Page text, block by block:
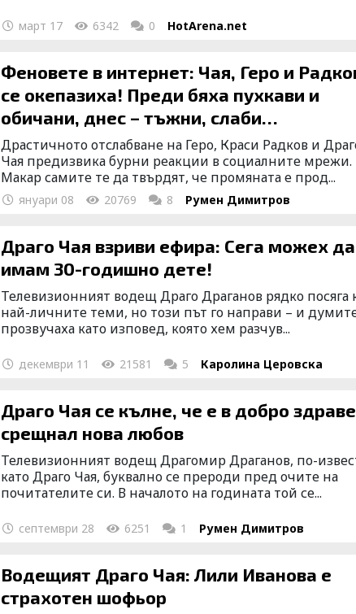
март 17 6342 0 HotArena.net
Феновете в интернет: Чая, Геро и
се окепазиха! Преди бяха пухкави и
обичани, днес – тъжни, слаби
чичковци(Снимки)
Драстичното отслабване на Геро, Краси Радков и
Чая предизвика бурни реакции в социалните мрежи.
Макар самите те да твърдят, че промяната е прод...
януари 08 20769 8 Румен Димитров
Драго Чая взриви ефира: Сега можех да
имам 30-годишно дете!
Телевизионният водещ Драго Драганов рядко посяга
най-личните теми, но този път го направи – и
прозвучаха като изповед, която хем разчув...
декември 11 21581 5 Каролина Церовска
Драго Чая се кълне, че е в добро
срещнал нова любов
Телевизионният водещ Драгомир Драганов, по-
като Драго Чая, буквално се прероди пред очите на
почитателите си. В началото на годината той се...
септември 28 6251 1 Румен Димитров
Водещият Драго Чая: Лили Иванова е
страхотен шофьор